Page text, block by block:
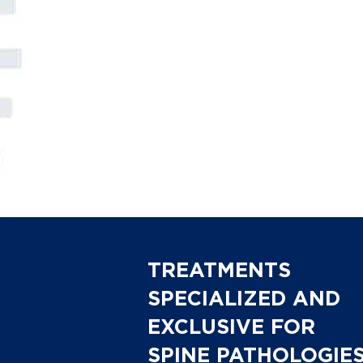
TREATMENTS
SPECIALIZED AND
EXCLUSIVE FOR
SPINE